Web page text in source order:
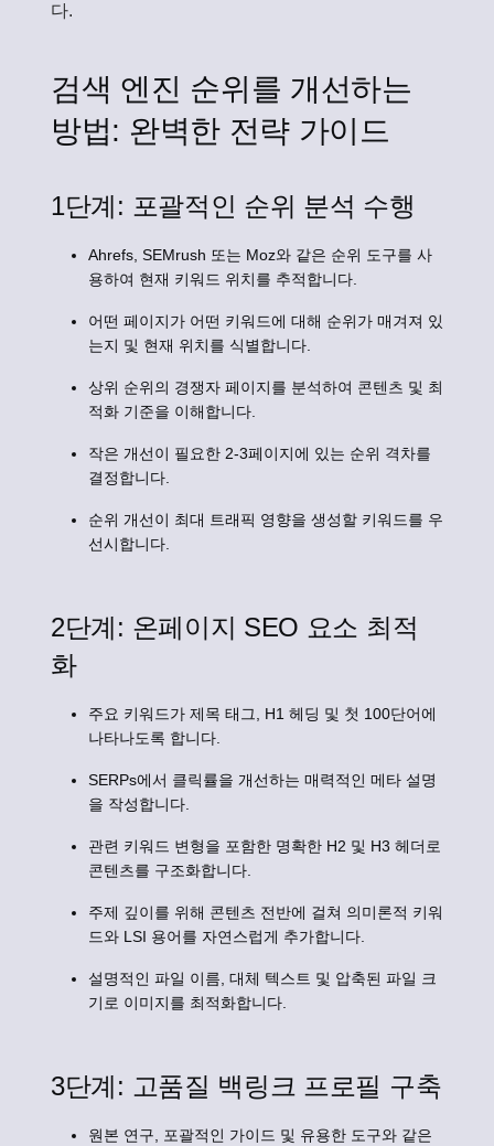
다.
검색 엔진 순위를 개선하는
방법: 완벽한 전략 가이드
1단계: 포괄적인 순위 분석 수행
Ahrefs, SEMrush 또는 Moz와 같은 순위 도구를 사
용하여 현재 키워드 위치를 추적합니다.
어떤 페이지가 어떤 키워드에 대해 순위가 매겨져 있
는지 및 현재 위치를 식별합니다.
상위 순위의 경쟁자 페이지를 분석하여 콘텐츠 및 최
적화 기준을 이해합니다.
작은 개선이 필요한 2-3페이지에 있는 순위 격차를
결정합니다.
순위 개선이 최대 트래픽 영향을 생성할 키워드를 우
선시합니다.
2단계: 온페이지 SEO 요소 최적
화
주요 키워드가 제목 태그, H1 헤딩 및 첫 100단어에
나타나도록 합니다.
SERPs에서 클릭률을 개선하는 매력적인 메타 설명
을 작성합니다.
관련 키워드 변형을 포함한 명확한 H2 및 H3 헤더로
콘텐츠를 구조화합니다.
주제 깊이를 위해 콘텐츠 전반에 걸쳐 의미론적 키워
드와 LSI 용어를 자연스럽게 추가합니다.
설명적인 파일 이름, 대체 텍스트 및 압축된 파일 크
기로 이미지를 최적화합니다.
3단계: 고품질 백링크 프로필 구축
원본 연구, 포괄적인 가이드 및 유용한 도구와 같은